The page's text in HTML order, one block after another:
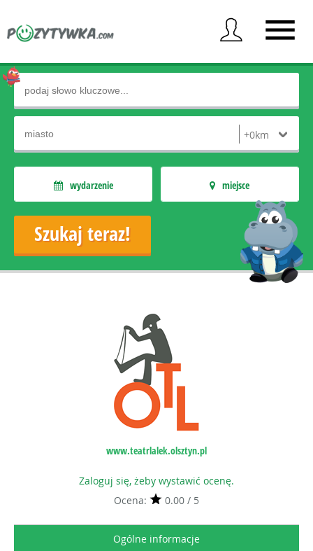
wydarzenie miejsce
www.teatrlalek.olsztyn.pl
Zaloguj się, żeby wystawić ocenę.
Ocena:
0.00 / 5
Ogólne informacje